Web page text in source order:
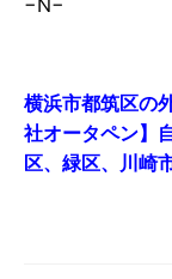
横浜市都筑区の
社オータペン】
区、緑区、川崎